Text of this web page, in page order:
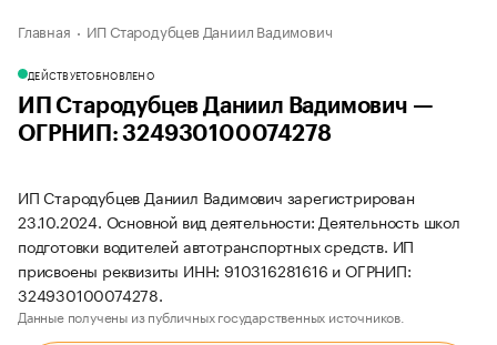
Главная ИП Стародубцев Даниил Вадимович
ДЕЙСТВУЕТОБНОВЛЕНО
ИП Стародубцев Даниил Вадимович —
ОГРНИП: 324930100074278
ИП Стародубцев Даниил Вадимович зарегистрирован
23.10.2024. Основной вид деятельности: Деятельность школ
подготовки водителей автотранспортных средств. ИП
присвоены реквизиты ИНН: 910316281616 и ОГРНИП:
324930100074278.
Данные получены из публичных государственных источников.